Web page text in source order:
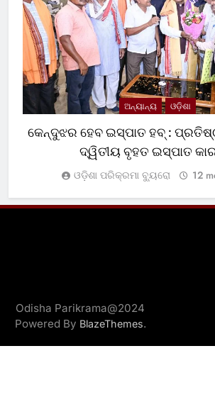
ଅନ୍ୟାନ୍ୟ ଓଡ଼ିଶା
କେନ୍ଦୁଝର ହେବ ଇସ୍ପାତ ହବ୍ :
ଦ୍ୱିତୀୟ ବୃହତ ଇସ୍ପାତ
ଓଡ଼ିଶା ପରିକ୍ରମା ବ୍ୟୁରୋ 12
Odisha Parikrama@2024
Powered By BlazeThemes.